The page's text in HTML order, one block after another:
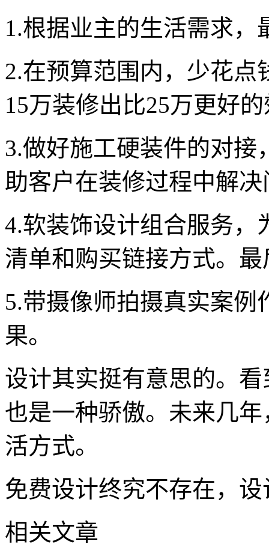
1.根据业主的生活需求
2.在预算范围内，少花
15万装修出比25万更好
3.做好施工硬装件的对接
助客户在装修过程中解决
4.软装饰设计组合服务，
清单和购买链接方式。
5.带摄像师拍摄真实案
果。
设计其实挺有意思的。
也是一种骄傲。未来几
活方式。
免费设计终究不存在，
相关文章